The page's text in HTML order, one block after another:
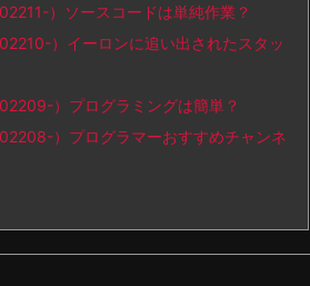
）ソースコードは単純作業？
）イーロンに追い出されたスタッ
）プログラミングは簡単？
）プログラマーおすすめチャンネ